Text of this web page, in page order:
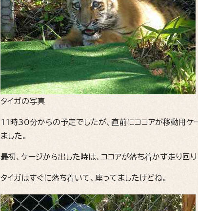
タイガの写真
11時30分からの予定でしたが、直前にココアが移動用ケ
ました。
最初、ケージから出した時は、ココアが落ち着かず走り回
タイガはすぐに落ち着いて、座ってましたけどね。